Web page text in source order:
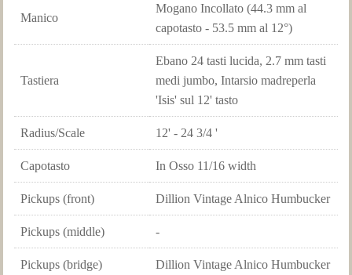
Manico
Mogano Incollato (44.3 mm al
capotasto - 53.5 mm al 12°)
Tastiera
Ebano 24 tasti lucida, 2.7 mm tasti
medi jumbo, Intarsio madreperla
'Isis' sul 12' tasto
Radius/Scale 12' - 24 3/4 '
Capotasto In Osso 11/16 width
Pickups (front) Dillion Vintage Alnico Humbucker
Pickups (middle) -
Pickups (bridge) Dillion Vintage Alnico Humbucker